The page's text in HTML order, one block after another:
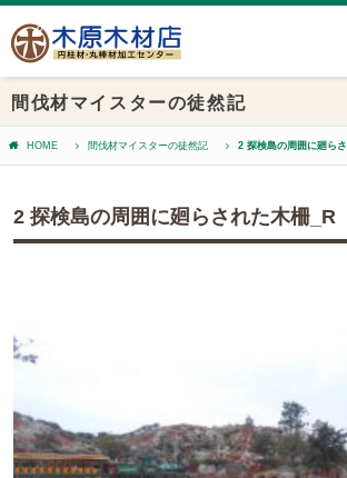
間伐材マイスターの徒然記
HOME 間伐材マイスターの徒然記 2 探検島の周囲に廻ら
2 探検島の周囲に廻らされた木柵_R